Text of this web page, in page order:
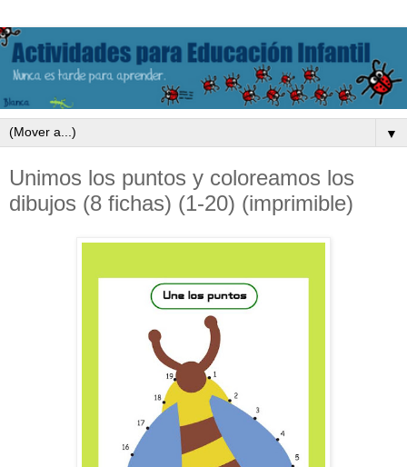
▼
Unimos los puntos y coloreamos los
dibujos (8 fichas) (1-20) (imprimible)